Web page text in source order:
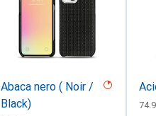
Abaca nero ( Noir /
Black)
CHF